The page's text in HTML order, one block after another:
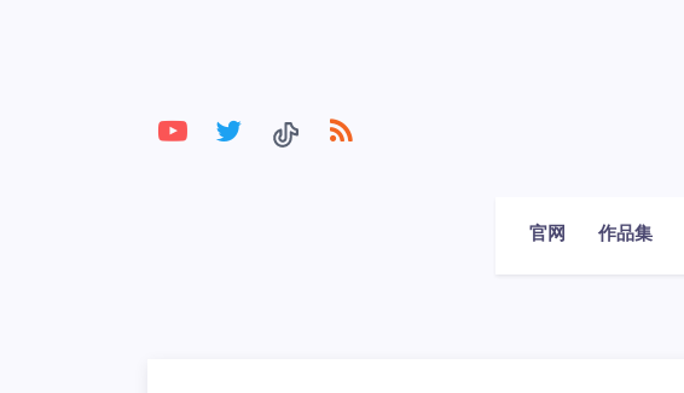
官网 作品集